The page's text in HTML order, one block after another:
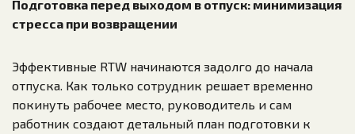
Подготовка перед выходом в отпуск: минимизация
стресса при возвращении
Эффективные RTW начинаются задолго до начала
отпуска. Как только сотрудник решает временно
покинуть рабочее место, руководитель и сам
работник создают детальный план подготовки к